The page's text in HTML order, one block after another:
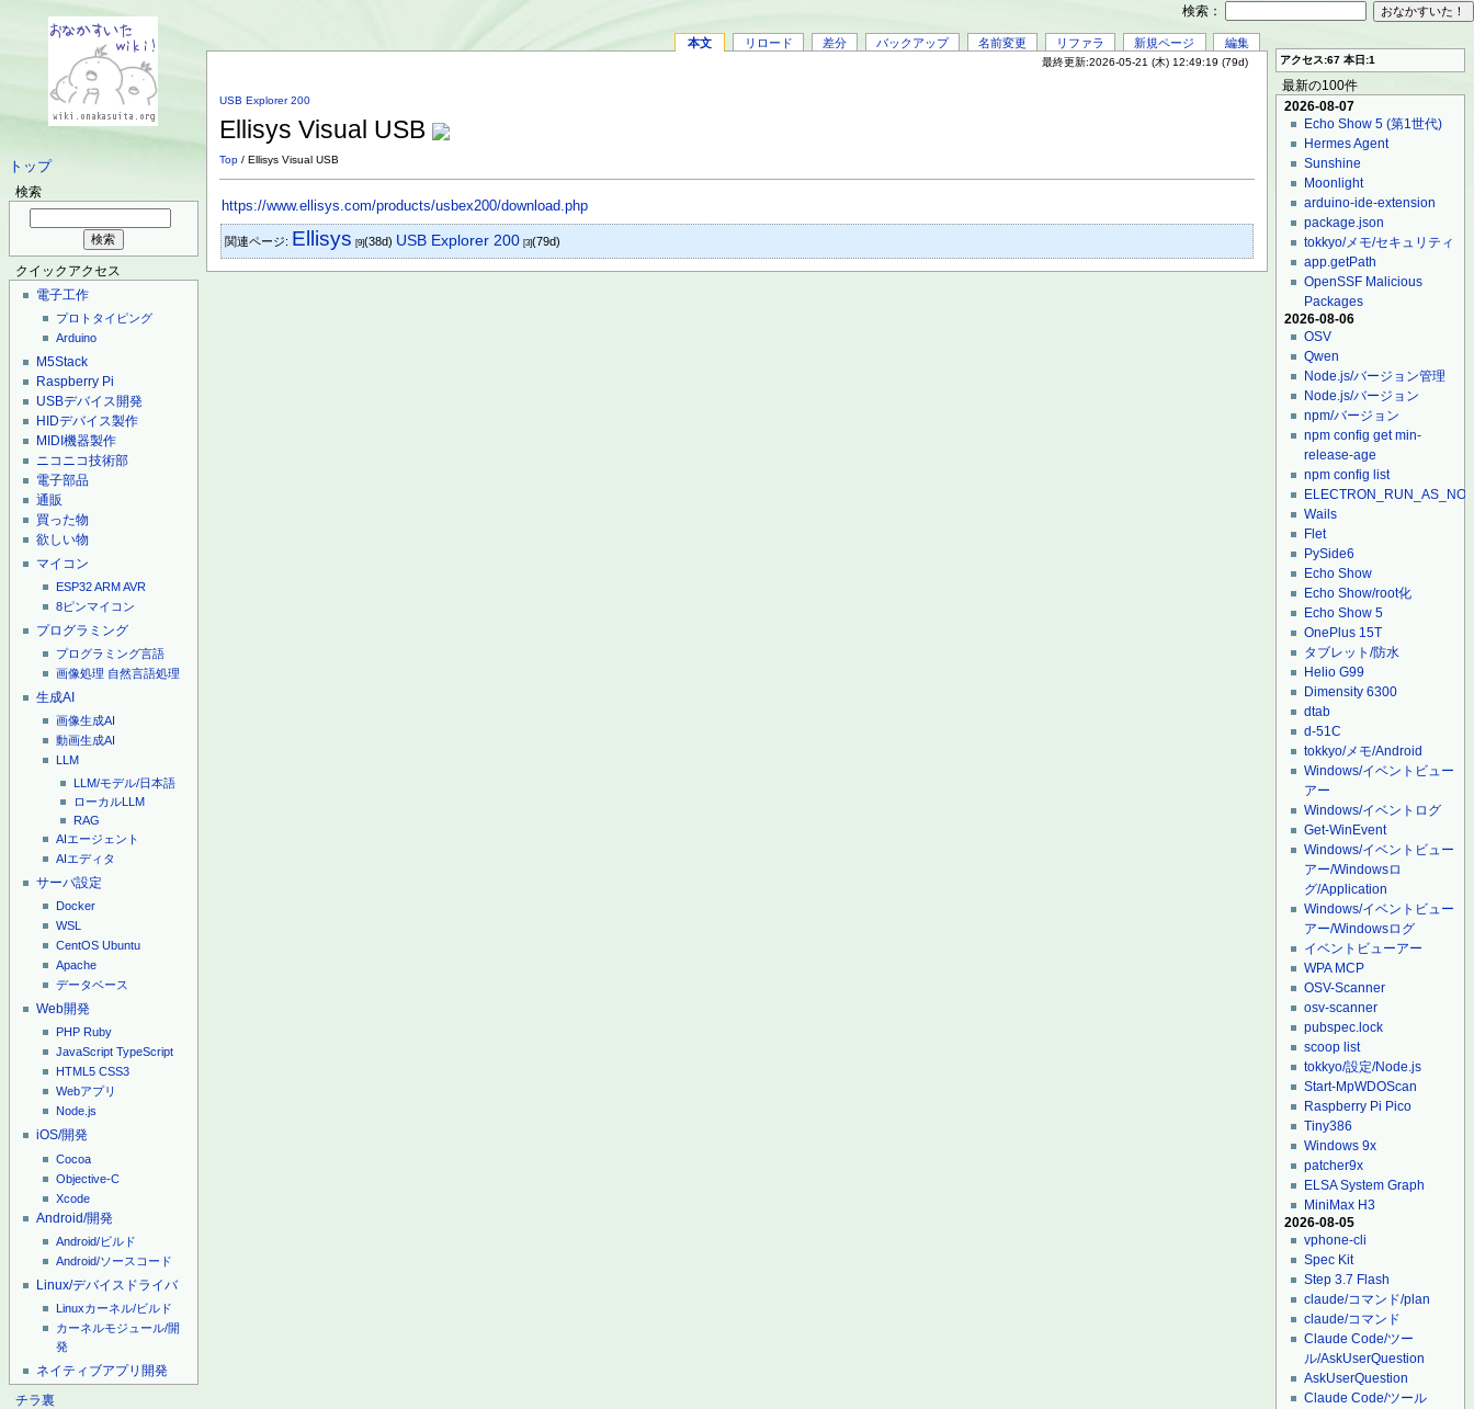
トップ
検索
クイックアクセス
電子工作
プロトタイピング
Arduino
M5Stack
Raspberry Pi
USBデバイス開発
HIDデバイス製作
MIDI機器製作
ニコニコ技術部
電子部品
通販
買った物
欲しい物
マイコン
ESP32ARMAVR
8ピンマイコン
プログラミング
プログラミング言語
画像処理 自然言語処理
生成AI
画像生成AI
動画生成AI
LLM
LLM/モデル/日本語
ローカルLLM
RAG
AIエージェント
AIエディタ
サーバ設定
Docker
WSL
CentOS Ubuntu
Apache
データベース
Web開発
PHP Ruby
JavaScript TypeScript
HTML5 CSS3
Webアプリ
Node.js
iOS/開発
Cocoa
Objective-C
Xcode
Android/開発
Android/ビルド
Android/ソースコード
Linux/デバイスドライバ
Linuxカーネル/ビルド
カーネルモジュール/開
発
ネイティブアプリ開発
チラ裏
本文 リロード 差分 バックアップ 名前変更 リファラ 新規ページ 編集
最終更新:2026-05-21 (木) 12:49:19 (79d)
USB Explorer 200
Ellisys Visual USB
Top / Ellisys Visual USB
https://www.ellisys.com/products/usbex200/download.php
関連ページ: Ellisys [9](38d) USB Explorer 200 [3](79d)
アクセス:67 本日:1
最新の100件
2026-08-07
Echo Show 5 (第1世代)
Hermes Agent
Sunshine
Moonlight
arduino-ide-extension
package.json
tokkyo/メモ/セキュリティ
app.getPath
OpenSSF Malicious
Packages
2026-08-06
OSV
Qwen
Node.js/バージョン管理
Node.js/バージョン
npm/バージョン
npm config get min-
release-age
npm config list
Wails
Flet
PySide6
Echo Show
Echo Show/root化
Echo Show 5
OnePlus 15T
タブレット/防水
Helio G99
Dimensity 6300
dtab
d-51C
tokkyo/メモ/Android
Windows/イベントビュー
アー
Windows/イベントログ
Get-WinEvent
Windows/イベントビュー
アー/Windowsロ
グ/Application
Windows/イベントビュー
アー/Windowsログ
イベントビューアー
WPA MCP
OSV-Scanner
osv-scanner
pubspec.lock
scoop list
tokkyo/設定/Node.js
Start-MpWDOScan
Raspberry Pi Pico
Tiny386
Windows 9x
patcher9x
ELSA System Graph
MiniMax H3
2026-08-05
vphone-cli
Spec Kit
Step 3.7 Flash
claude/コマンド/plan
claude/コマンド
Claude Code/ツー
ル/AskUserQuestion
AskUserQuestion
Claude Code/ツール
検索：